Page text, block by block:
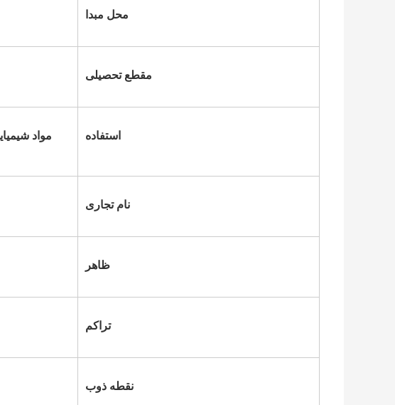
محل مبدا
مقطع تحصیلی
استفاده
نام تجاری
ظاهر
تراکم
نقطه ذوب